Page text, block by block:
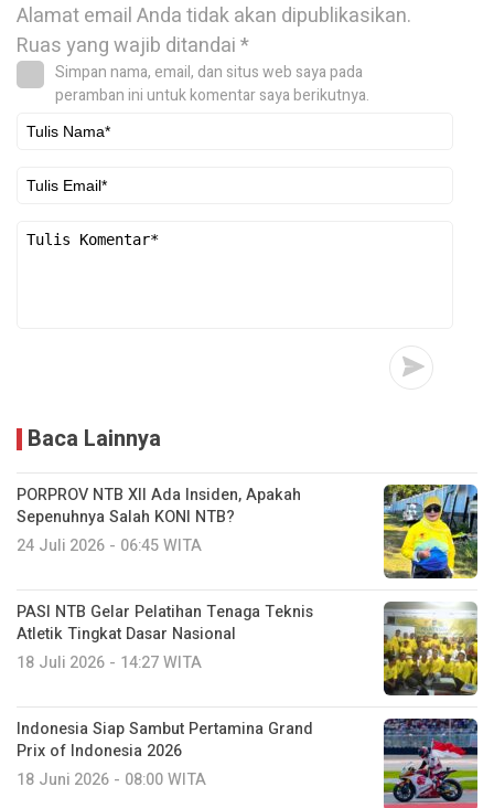
Alamat email Anda tidak akan dipublikasikan.
Ruas yang wajib ditandai*
Simpan nama, email, dan situs web saya pada
peramban ini untuk komentar saya berikutnya.
Baca Lainnya
PORPROV NTB XII Ada Insiden, Apakah
Sepenuhnya Salah KONI NTB?
24 Juli 2026 - 06:45 WITA
PASI NTB Gelar Pelatihan Tenaga Teknis
Atletik Tingkat Dasar Nasional
18 Juli 2026 - 14:27 WITA
Indonesia Siap Sambut Pertamina Grand
Prix of Indonesia 2026
18 Juni 2026 - 08:00 WITA